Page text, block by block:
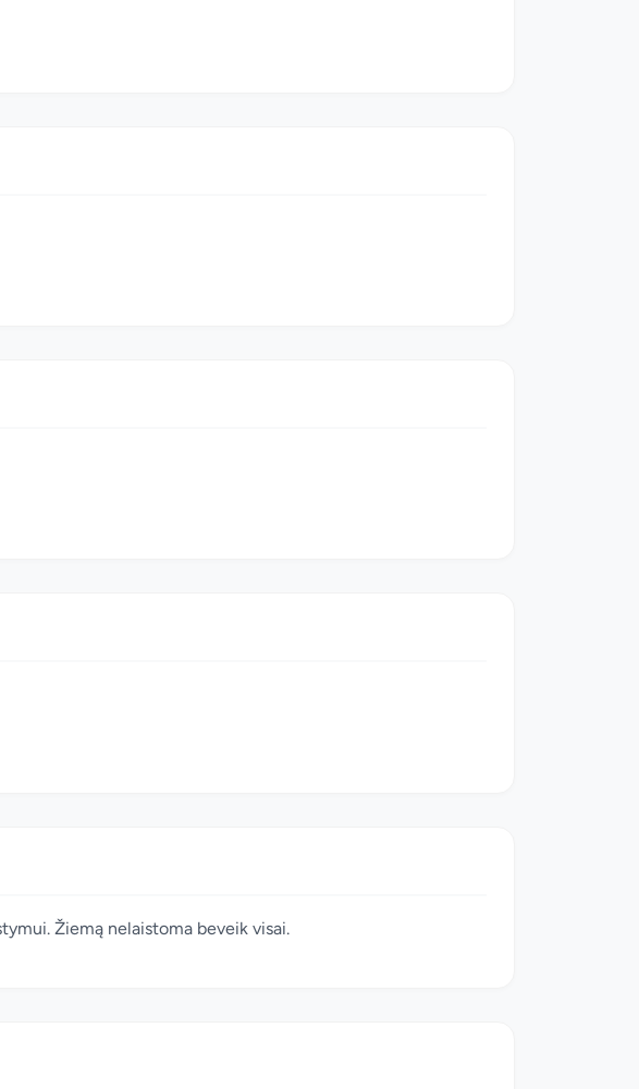
Žiemą nelaistoma beveik visai.